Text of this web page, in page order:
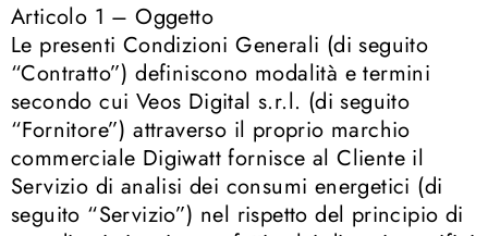
Articolo 1 – Oggetto
Le presenti Condizioni Generali (di seguito
“Contratto”) definiscono modalità e termini
secondo cui Veos Digital s.r.l. (di seguito
“Fornitore”) attraverso il proprio marchio
commerciale Digiwatt fornisce al Cliente il
Servizio di analisi dei consumi energetici (di
seguito “Servizio”) nel rispetto del principio di